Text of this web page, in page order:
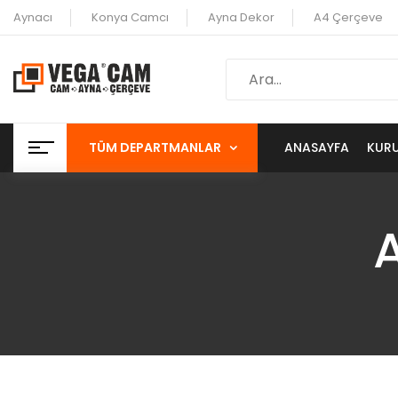
Aynacı Konya Camcı Ayna Dekor A4 Çerçeve
TÜM DEPARTMANLAR ANASAYFA